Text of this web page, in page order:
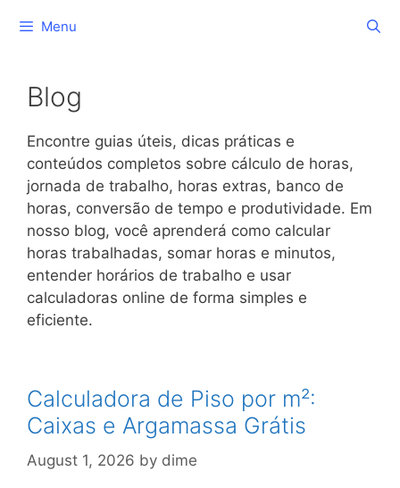
Menu
Blog
Encontre guias úteis, dicas práticas e
conteúdos completos sobre cálculo de horas,
jornada de trabalho, horas extras, banco de
horas, conversão de tempo e produtividade. Em
nosso blog, você aprenderá como calcular
horas trabalhadas, somar horas e minutos,
entender horários de trabalho e usar
calculadoras online de forma simples e
eficiente.
Calculadora de Piso por m²:
Caixas e Argamassa Grátis
August 1, 2026 by dime